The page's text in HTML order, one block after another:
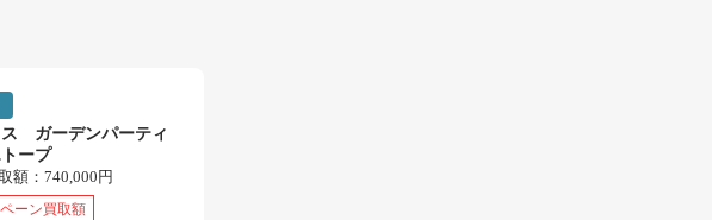
ス ガーデンパーティ
ープ
額： 740,000円
ーン買取額